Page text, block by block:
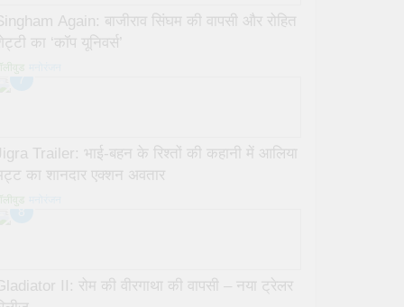
Again: बाजीराव सिंघम की वापसी और रोहित
का ‘कॉप यूनिवर्स’
Trailer: भाई-बहन के रिश्तों की कहानी में आलिया
का शानदार एक्शन अवतार
II: रोम की वीरगाथा की वापसी – नया ट्रेलर